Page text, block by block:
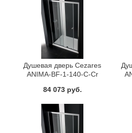
Душевая дверь Cezares
ANIMA-BF-1-140-C-Cr
84 073 руб.